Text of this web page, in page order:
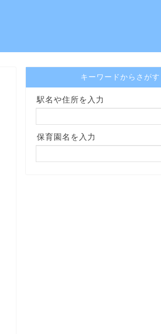
キーワードからさがす
駅名や住所を入力
保育園名を入力